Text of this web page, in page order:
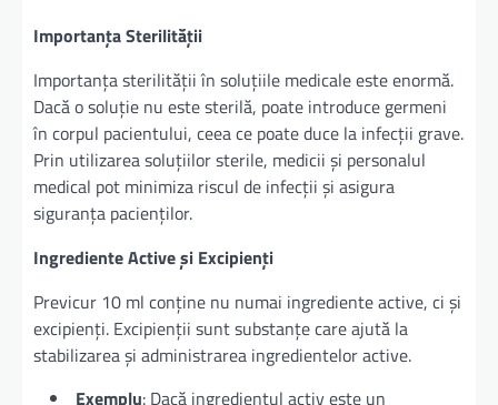
Importanța Sterilității
Importanța sterilității în soluțiile medicale este enormă.
Dacă o soluție nu este sterilă, poate introduce germeni
în corpul pacientului, ceea ce poate duce la infecții grave.
Prin utilizarea soluțiilor sterile, medicii și personalul
medical pot minimiza riscul de infecții și asigura
siguranța pacienților.
Ingrediente Active și Excipienți
Previcur 10 ml conține nu numai ingrediente active, ci și
excipienți. Excipienții sunt substanțe care ajută la
stabilizarea și administrarea ingredientelor active.
Exemplu: Dacă ingredientul activ este un